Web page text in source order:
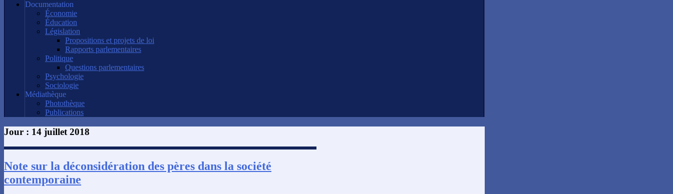
Documentation
Économie
Éducation
Législation
Propositions et projets de loi
Rapports parlementaires
Politique
Questions parlementaires
Psychologie
Sociologie
Médiathèque
Photothèque
Publications
Jour : 14 juillet 2018
Note sur la déconsidération des pères dans la société
contemporaine